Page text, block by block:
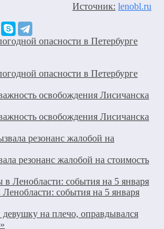
Источник: lenobl.ru
опасности в Петербурге
опасности в Петербурге
освобождения Лисичанска
освобождения Лисичанска
резонанс жалобой на стоимость
события на 5 января